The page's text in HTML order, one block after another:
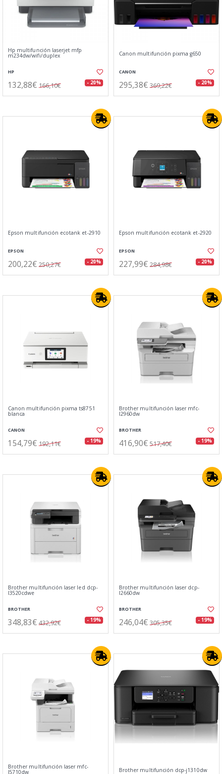
Hp multifunción laserjet mfp
m234dw/wifi/duplex
HP
132,88€ 166,10€ - 20%
Canon multifunción pixma g650
CANON
295,38€ 369,22€ - 20%
Epson multifunción ecotank et-2910
EPSON
200,22€ 250,27€ - 20%
Epson multifunción ecotank et-2920
EPSON
227,99€ 284,98€ - 20%
Canon multifunción pixma ts8751
blanca
CANON
154,79€ 192,11€ - 19%
Brother multifunción laser mfc-
l2960dw
BROTHER
416,90€ 517,40€ - 19%
Brother multifunción laser led dcp-
l3520cdwe
BROTHER
348,83€ 432,92€ - 19%
Brother multifunción laser dcp-
l2660dw
BROTHER
246,04€ 305,35€ - 19%
Brother multifunción laser mfc-
l5710dw Brother multifunción dcp-j1310dw